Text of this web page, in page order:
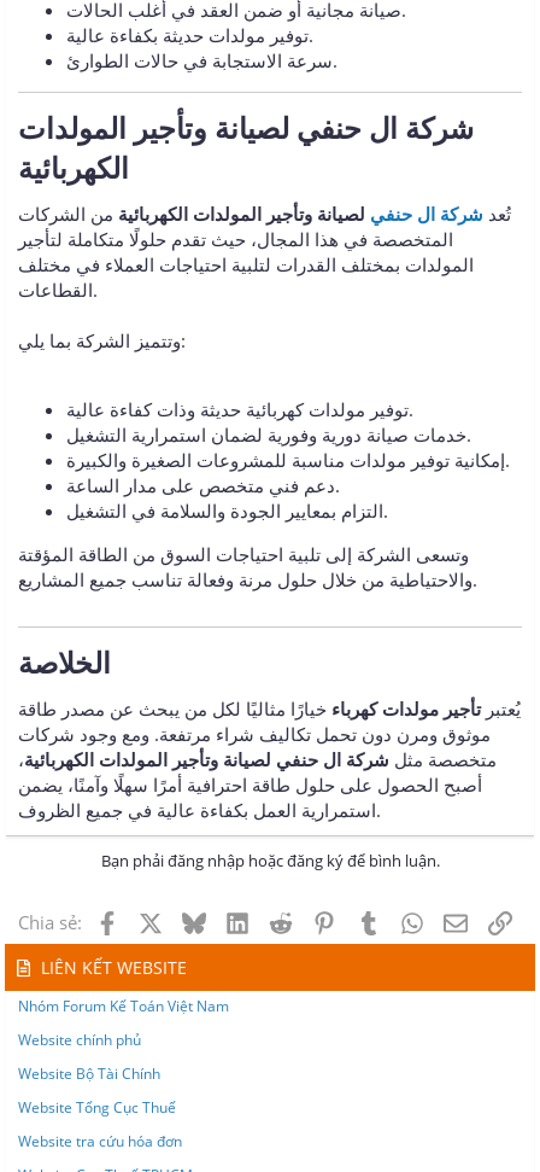
صيانة مجانية أو ضمن العقد في أغلب الحالات.
توفير مولدات حديثة بكفاءة عالية.
سرعة الاستجابة في حالات الطوارئ.
شركة ال حنفي لصيانة وتأجير المولدات
تُعد شركة ال حنفي لصيانة وتأجير المولدات الكهربائية من الشركات
المتخصصة في هذا المجال، حيث تقدم حلولًا متكاملة لتأجير
المولدات بمختلف القدرات لتلبية احتياجات العملاء في مختلف
القطاعات.
وتتميز الشركة بما يلي:
توفير مولدات كهربائية حديثة وذات كفاءة عالية.
خدمات صيانة دورية وفورية لضمان استمرارية التشغيل.
إمكانية توفير مولدات مناسبة للمشروعات الصغيرة والكبيرة.
دعم فني متخصص على مدار الساعة.
التزام بمعايير الجودة والسلامة في التشغيل.
وتسعى الشركة إلى تلبية احتياجات السوق من الطاقة المؤقتة
والاحتياطية من خلال حلول مرنة وفعالة تناسب جميع المشاريع.
يُعتبرتأجير مولدات كهرباء خيارًا مثاليًا لكل من يبحث عن مصدر طاقة
موثوق ومرن دون تحمل تكاليف شراء مرتفعة. ومع وجود شركات
متخصصة مثل شركة ال حنفي لصيانة وتأجير المولدات الكهربائية،
أصبح الحصول على حلول طاقة احترافية أمرًا سهلًا وآمنًا، يضمن
استمرارية العمل بكفاءة عالية في جميع الظروف.
Bạn phải đăng nhập hoặc đăng ký để bình luận.
Chia sẻ: Facebook BlueskyLinkedInReddit PinterestTumblrWhatsApp
Email
LIÊN KẾT WEBSITE
Nhóm Forum Kế Toán Việt Nam
Website chính phủ
Website Bộ Tài Chính
Website Tổng Cục Thuế
Website tra cứu hóa đơn